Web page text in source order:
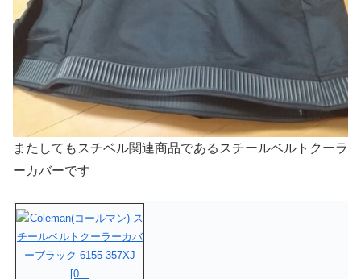
またしてもスチベル関連商品であるスチールベルトクーラ
ーカバーです